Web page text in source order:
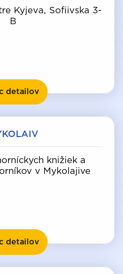
Kyjeva, Sofiivska 3-
B
detailov Kyjev
knižiek a
v Mykolajive
detailov Mykolaiv